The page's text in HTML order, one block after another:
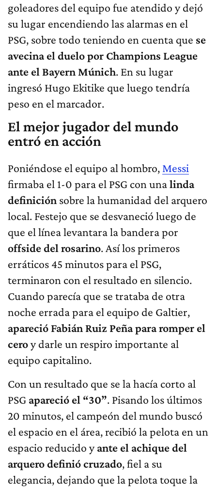
goleadores del equipo fue atendido y dejó
su lugar encendiendo las alarmas en el
PSG, sobre todo teniendo en cuenta que se
avecina el duelo por Champions League
ante el Bayern Múnich. En su lugar
ingresó Hugo Ekitike que luego tendría
peso en el marcador.
El mejor jugador del mundo
entró en acción
Poniéndose el equipo al hombro, Messi
firmaba el 1-0 para el PSG con unalinda
definición sobre la humanidad del arquero
local. Festejo que se desvaneció luego de
que el línea levantara la bandera por
offside del rosarino. Así los primeros
erráticos 45 minutos para el PSG,
terminaron con el resultado en silencio.
Cuando parecía que se trataba de otra
noche errada para el equipo de Galtier,
apareció Fabián Ruiz Peña para romper el
ceroy darle un respiro importante al
equipo capitalino.
Con un resultado que se la hacía corto al
PSG apareció el “30”. Pisando los últimos
20 minutos, el campeón del mundo buscó
el espacio en el área, recibió la pelota en un
espacio reducido yante el achique del
arquero definió cruzado, fiel a su
elegancia, dejando que la pelota toque la